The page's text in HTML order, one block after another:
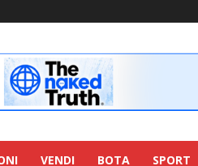
VENDI BOTA SPORT